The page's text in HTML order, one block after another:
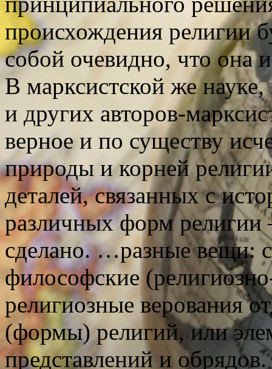
происхождения религии
собой очевидно, что она
В марксистской же науке,
и других авторов-
верное и по существу
природы и корней
деталей, связанных с
различных форм религии
сделано. …разные вещи:
философские
религиозные верования
(формы) религий, или
представлений и